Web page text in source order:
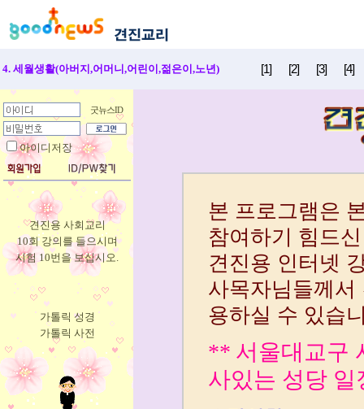
4. 세월생활(아버지,어머니,어린이,젊은이,노년) [1] [2] [3] [4]
굿뉴스ID
아이디저장
견진용 사회교리
10회 강의를 들으시며
시험 10번을 보십시오.
가톨릭 성경
가톨릭 사전